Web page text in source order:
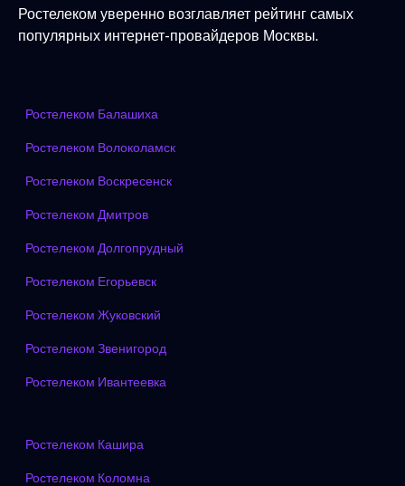
Ростелеком уверенно возглавляет рейтинг самых
популярных интернет-провайдеров Москвы.
Ростелеком Балашиха
Ростелеком Волоколамск
Ростелеком Воскресенск
Ростелеком Дмитров
Ростелеком Долгопрудный
Ростелеком Егорьевск
Ростелеком Жуковский
Ростелеком Звенигород
Ростелеком Ивантеевка
Ростелеком Кашира
Ростелеком Коломна